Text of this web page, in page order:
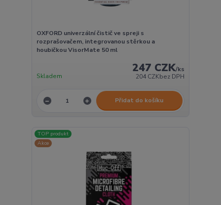
OXFORD univerzální čistič ve spreji s
rozprašovačem, integrovanou stěrkou a
houbičkou VisorMate 50 ml
247 CZK/ks
204 CZKbez DPH
Skladem
Přidat do košíku
TOP produkt
Akce